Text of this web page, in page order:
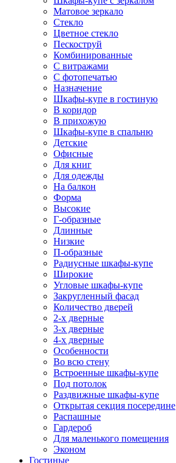
Матовое зеркало
Стекло
Цветное стекло
Пескоструй
Комбинированные
С витражами
С фотопечатью
Назначение
Шкафы-купе в гостиную
В коридор
В прихожую
Шкафы-купе в спальню
Детские
Офисные
Для книг
Для одежды
На балкон
Форма
Высокие
Г-образные
Длинные
Низкие
П-образные
Радиусные шкафы-купе
Широкие
Угловые шкафы-купе
Закругленный фасад
Количество дверей
2-х дверные
3-х дверные
4-х дверные
Особенности
Во всю стену
Встроенные шкафы-купе
Под потолок
Раздвижные шкафы-купе
Открытая секция посередине
Распашные
Гардероб
Для маленького помещения
Эконом
Гостиные